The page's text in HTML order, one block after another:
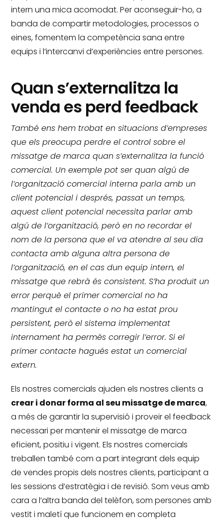
intern una mica acomodat.Per aconseguir-ho, a
banda de compartir metodologies, processos o
eines, fomentem la competència sana entre
equips i l’intercanvi d’experiències entre persones.
Quan s’externalitza la
venda es perd feedback
També ens hem trobat en situacions d’empreses
que els preocupa perdre el control sobre el
missatge de marca quan s’externalitza la funció
comercial. Un exemple pot ser quan algú de
l’organització comercial interna parla amb un
client potencial i després, passat un temps,
aquest client potencial necessita parlar amb
algú de l’organització, però en no recordar el
nom de la persona que el va atendre al seu dia
contacta amb alguna altra persona de
l’organització, en el cas dun equip intern, el
missatge que rebrà és consistent.S’ha produït un
error perquè el primer comercial no ha
mantingut el contacte o no ha estat prou
persistent, però el sistema implementat
internament ha permès corregir l’error.Si el
primer contacte hagués estat un comercial
extern.
Els nostres comercials ajuden els nostres clients a
crear i donar forma al seu missatge de marca,
a més de garantir la supervisió i proveir el feedback
necessari per mantenir el missatge de marca
eficient, positiu i vigent.Els nostres comercials
treballen també com a part integrant dels equip
de vendes propis dels nostres clients, participant a
les sessions d’estratègia i de revisió.Som veus amb
cara a l’altra banda del telèfon, som persones amb
vestit i maletí que funcionem en completa